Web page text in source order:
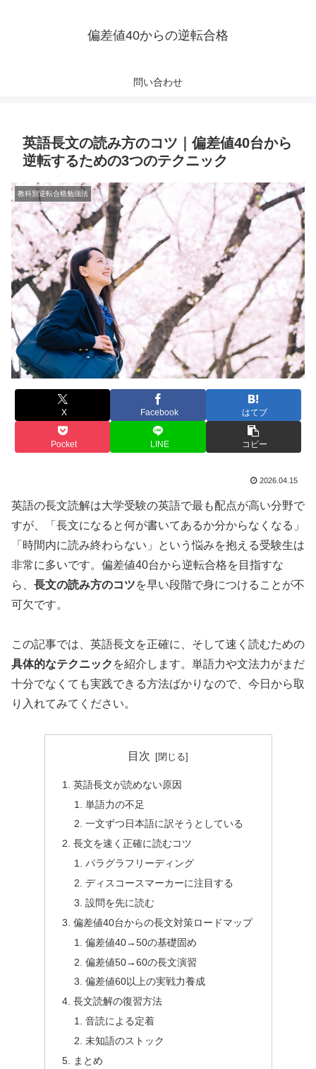
偏差値40からの逆転合格
問い合わせ
英語長文の読み方のコツ｜偏差値40台から
逆転するための3つのテクニック
教科別逆転合格勉強法
X Facebook はてブ
Pocket LINE コピー
2026.04.15
英語の長文読解は大学受験の英語で最も配点が高い分野で
すが、「長文になると何が書いてあるか分からなくなる」
「時間内に読み終わらない」という悩みを抱える受験生は
非常に多いです。偏差値40台から逆転合格を目指すな
ら、 長文の読み方のコツを早い段階で身につけることが不
可欠です。
この記事では、英語長文を正確に、そして速く読むための
具体的なテクニック を紹介します。単語力や文法力がまだ
十分でなくても実践できる方法ばかりなので、今日から取
り入れてみてください。
目次
英語長文が読めない原因
単語力の不足
一文ずつ日本語に訳そうとしている
長文を速く正確に読むコツ
パラグラフリーディング
ディスコースマーカーに注目する
設問を先に読む
偏差値40台からの長文対策ロードマップ
偏差値40→50の基礎固め
偏差値50→60の長文演習
偏差値60以上の実戦力養成
長文読解の復習方法
音読による定着
未知語のストック
まとめ